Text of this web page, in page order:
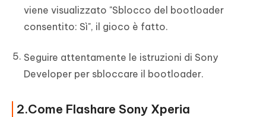
viene visualizzato "Sblocco del bootloader
consentito: Sì", il gioco è fatto.
Seguire attentamente le istruzioni di Sony
Developer per sbloccare il bootloader.
2.Come Flashare Sony Xperia